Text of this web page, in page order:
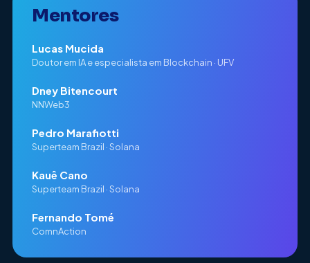
Mentores
Lucas Mucida
Doutor em IA e especialista em Blockchain · UFV
Dney Bitencourt
NNWeb3
Pedro Marafiotti
Superteam Brazil · Solana
Kauê Cano
Superteam Brazil · Solana
Fernando Tomé
ComnAction